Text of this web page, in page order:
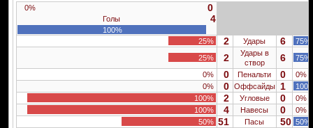
0% 0
Голы 4
100%
25%
2 Удары 6
75%
25%
2
Удары в
створ
6
75%
0%
0 Пенальти 0
0%
0%
0 Оффсайды 1
100%
2 Угловые 0
0%
100%
4 Навесы 0
0%
50% 51 Пасы 50 50%